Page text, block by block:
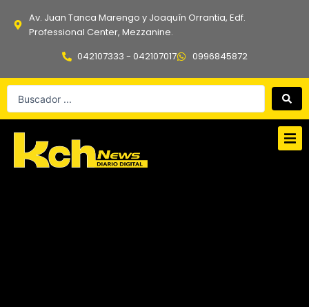
Av. Juan Tanca Marengo y Joaquín Orrantia, Edf.
Professional Center, Mezzanine.
042107333 - 042107017
0996845872
Search